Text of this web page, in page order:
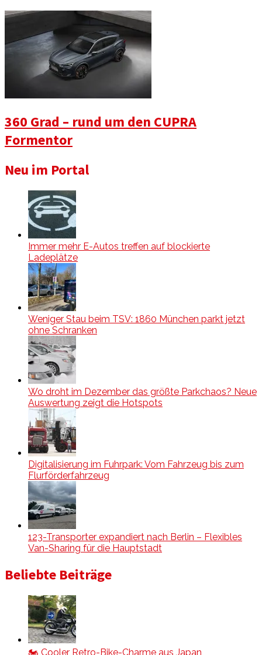
360 Grad – rund um den CUPRA
Formentor
Neu im Portal
Immer mehr E-Autos treffen auf blockierte
Ladeplätze
Weniger Stau beim TSV: 1860 München parkt jetzt
ohne Schranken
Wo droht im Dezember das größte Parkchaos? Neue
Auswertung zeigt die Hotspots
Digitalisierung im Fuhrpark: Vom Fahrzeug bis zum
Flurförderfahrzeug
123-Transporter expandiert nach Berlin – Flexibles
Van-Sharing für die Hauptstadt
Beliebte Beiträge
🏍️ Cooler Retro-Bike-Charme aus Japan